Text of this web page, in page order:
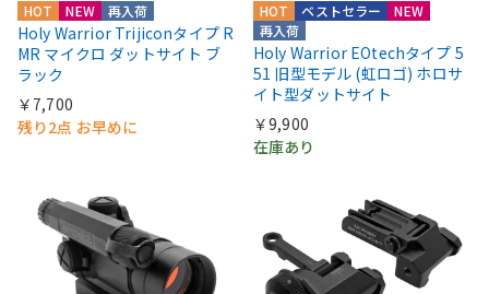
HOT NEW 再入荷
Holy Warrior Trijiconタイプ R
MR マイクロ ダットサイト ブ
ラック
￥7,700
残り2点 お早めに
HOT
NEW
再入荷
ベストセラー
Holy Warrior EOtechタイプ 5
51 旧型モデル (虹ロゴ) ホロサ
イト型ダットサイト
￥9,900
在庫あり